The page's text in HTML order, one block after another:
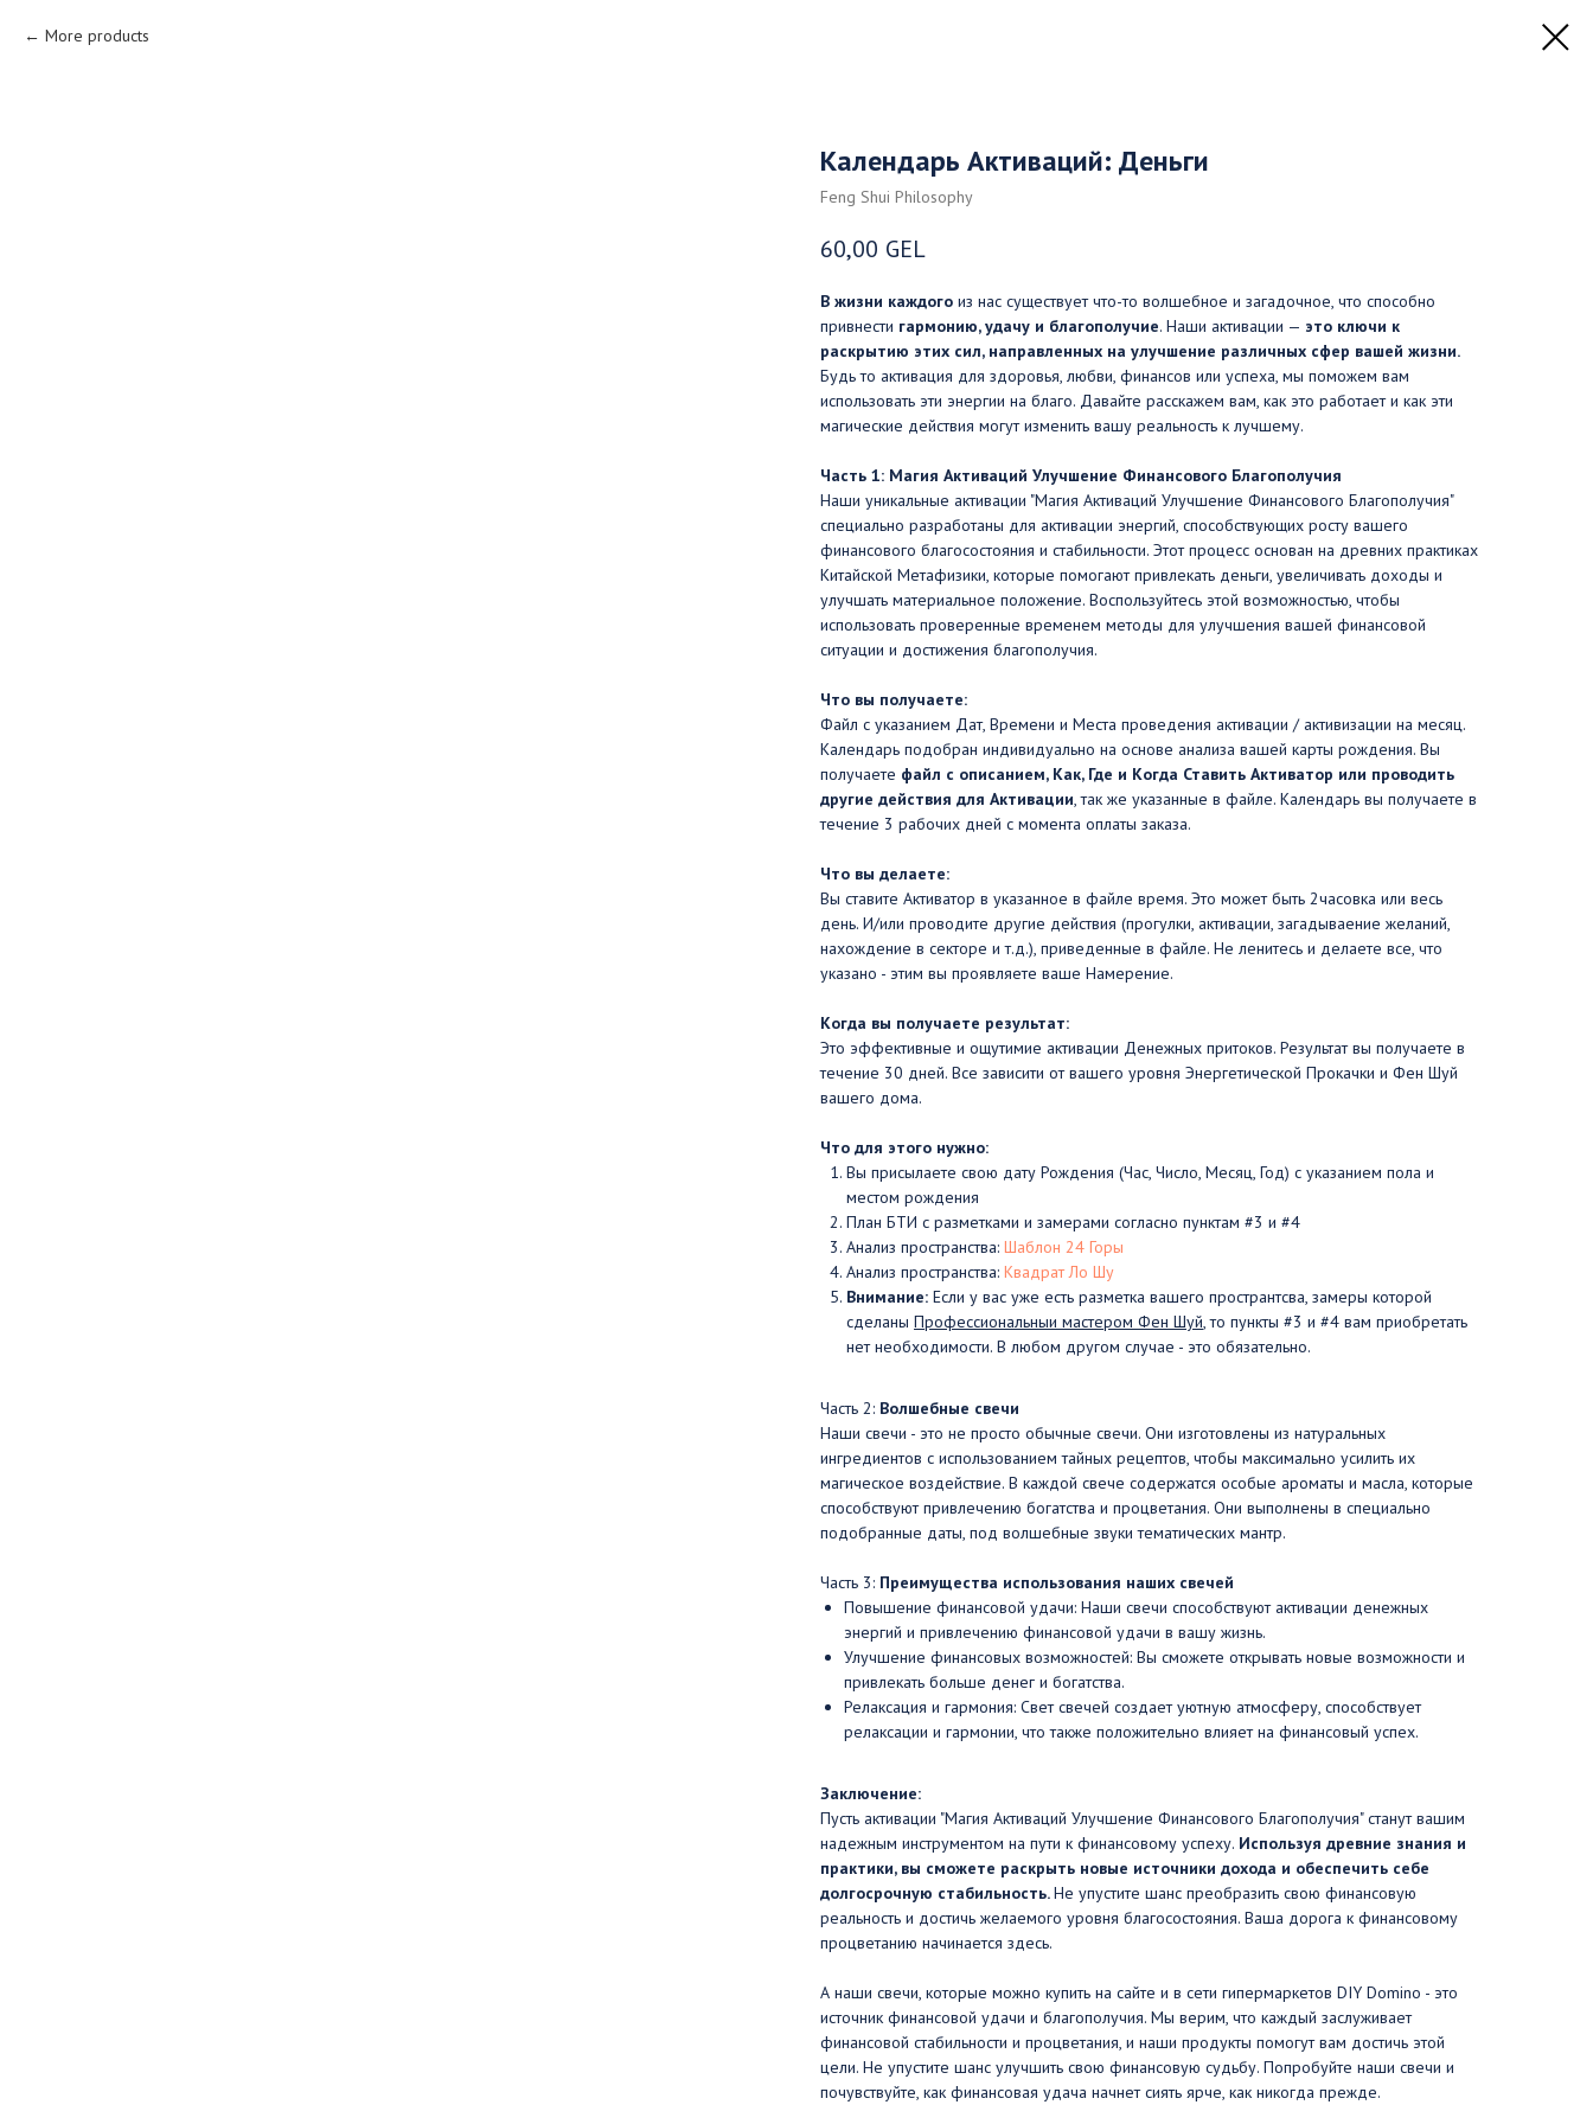
More products
Календарь Активаций: Деньги
Feng Shui Philosophy
60,00 GEL
В жизни каждого из нас существует что-то волшебное и загадочное, что способно
привнести гармонию, удачу и благополучие. Наши активации — это ключи к
раскрытию этих сил, направленных на улучшение различных сфер вашей жизни.
Будь то активация для здоровья, любви, финансов или успеха, мы поможем вам
использовать эти энергии на благо. Давайте расскажем вам, как это работает и как эти
магические действия могут изменить вашу реальность к лучшему.
Часть 1: Магия Активаций Улучшение Финансового Благополучия
Наши уникальные активации "Магия Активаций Улучшение Финансового Благополучия"
специально разработаны для активации энергий, способствующих росту вашего
финансового благосостояния и стабильности. Этот процесс основан на древних практиках
Китайской Метафизики, которые помогают привлекать деньги, увеличивать доходы и
улучшать материальное положение. Воспользуйтесь этой возможностью, чтобы
использовать проверенные временем методы для улучшения вашей финансовой
ситуации и достижения благополучия.
Что вы получаете:
Файл с указанием Дат, Времени и Места проведения активации / активизации на месяц.
Календарь подобран индивидуально на основе анализа вашей карты рождения. Вы
получаете файл с описанием, Как, Где и Когда Ставить Активатор или проводить
другие действия для Активации , так же указанные в файле. Календарь вы получаете в
течение 3 рабочих дней с момента оплаты заказа.
Что вы делаете:
Вы ставите Активатор в указанное в файле время. Это может быть 2часовка или весь
день. И/или проводите другие действия (прогулки, активации, загадываение желаний,
нахождение в секторе и т.д.), приведенные в файле. Не ленитесь и делаете все, что
указано - этим вы проявляете ваше Намерение.
Когда вы получаете результат:
Это эффективные и ощутимие активации Денежных притоков. Результат вы получаете в
течение 30 дней. Все зависити от вашего уровня Энергетической Прокачки и Фен Шуй
вашего дома.
Что для этого нужно:
Вы присылаете свою дату Рождения (Час, Число, Месяц, Год) с указанием пола и
местом рождения
План БТИ с разметками и замерами согласно пунктам #3 и #4
Анализ пространства: Шаблон 24 Горы
Анализ пространства: Квадрат Ло Шу
Внимание: Если у вас уже есть разметка вашего пространтсва, замеры которой
сделаны Профессиональныи мастером Фен Шуй , то пункты #3 и #4 вам приобретать
нет необходимости. В любом другом случае - это обязательно.
Часть 2: Волшебные свечи
Наши свечи - это не просто обычные свечи. Они изготовлены из натуральных
ингредиентов с использованием тайных рецептов, чтобы максимально усилить их
магическое воздействие. В каждой свече содержатся особые ароматы и масла, которые
способствуют привлечению богатства и процветания. Они выполнены в специально
подобранные даты, под волшебные звуки тематических мантр.
Часть 3: Преимущества использования наших свечей
Повышение финансовой удачи: Наши свечи способствуют активации денежных
энергий и привлечению финансовой удачи в вашу жизнь.
Улучшение финансовых возможностей: Вы сможете открывать новые возможности и
привлекать больше денег и богатства.
Релаксация и гармония: Свет свечей создает уютную атмосферу, способствует
релаксации и гармонии, что также положительно влияет на финансовый успех.
Заключение:
Пусть активации "Магия Активаций Улучшение Финансового Благополучия" станут вашим
надежным инструментом на пути к финансовому успеху. Используя древние знания и
практики, вы сможете раскрыть новые источники дохода и обеспечить себе
долгосрочную стабильность.Не упустите шанс преобразить свою финансовую
реальность и достичь желаемого уровня благосостояния. Ваша дорога к финансовому
процветанию начинается здесь.
А наши свечи, которые можно купить на сайте и в сети гипермаркетов DIY Domino - это
источник финансовой удачи и благополучия. Мы верим, что каждый заслуживает
финансовой стабильности и процветания, и наши продукты помогут вам достичь этой
цели. Не упустите шанс улучшить свою финансовую судьбу. Попробуйте наши свечи и
почувствуйте, как финансовая удача начнет сиять ярче, как никогда прежде.